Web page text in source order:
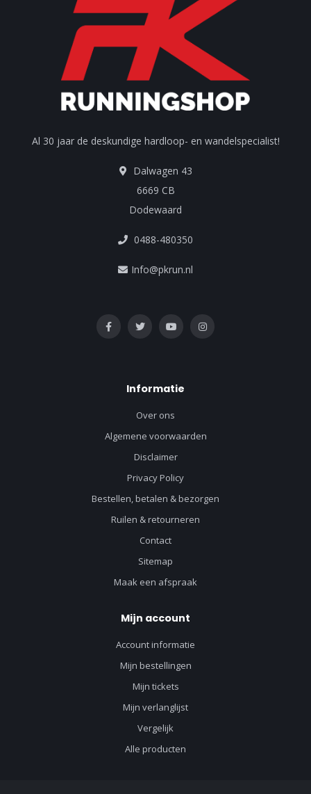
Al 30 jaar de deskundige hardloop- en wandelspecialist!
Dalwagen 43
6669 CB
Dodewaard
0488-480350
Info@pkrun.nl
Informatie
Over ons
Algemene voorwaarden
Disclaimer
Privacy Policy
Bestellen, betalen & bezorgen
Ruilen & retourneren
Contact
Sitemap
Maak een afspraak
Mijn account
Account informatie
Mijn bestellingen
Mijn tickets
Mijn verlanglijst
Vergelijk
Alle producten